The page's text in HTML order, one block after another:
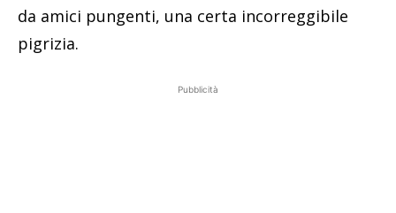
da amici pungenti, una certa incorreggibile
pigrizia.
Pubblicità